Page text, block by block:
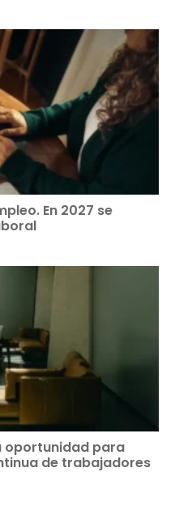
En 2027 se
oportunidad para
de trabajadores